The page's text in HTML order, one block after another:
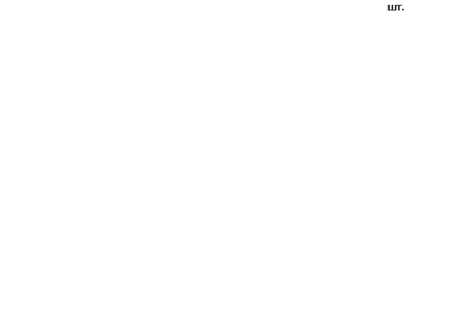
шт.
шт.
шт.
шт.
шт.
шт.
шт.
шт.
шт.
шт.
шт.
шт.
шт.
шт.
шт.
шт.
шт.
шт.
шт.
шт.
шт.